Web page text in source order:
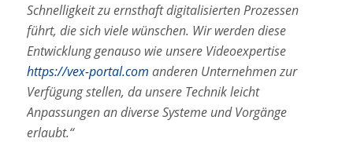
Schnelligkeit zu ernsthaft digitalisierten Prozessen
führt, die sich viele wünschen. Wir werden diese
Entwicklung genauso wie unsere Videoexpertise
https://vex-portal.com anderen Unternehmen zur
Verfügung stellen, da unsere Technik leicht
Anpassungen an diverse Systeme und Vorgänge
erlaubt.“